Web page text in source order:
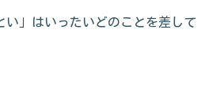
い」はいったいどのことを差して